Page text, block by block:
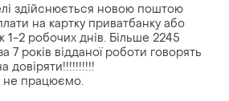
здійснюється новою поштою
на картку приватбанку або
2 робочих днів. Більше 2245
7 років відданої роботи говорять
довіряти!!!!!!!!!!
не працюємо.